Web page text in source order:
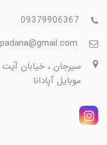
09379906367
سیرجان ، خیابان
موبایل آپادانا